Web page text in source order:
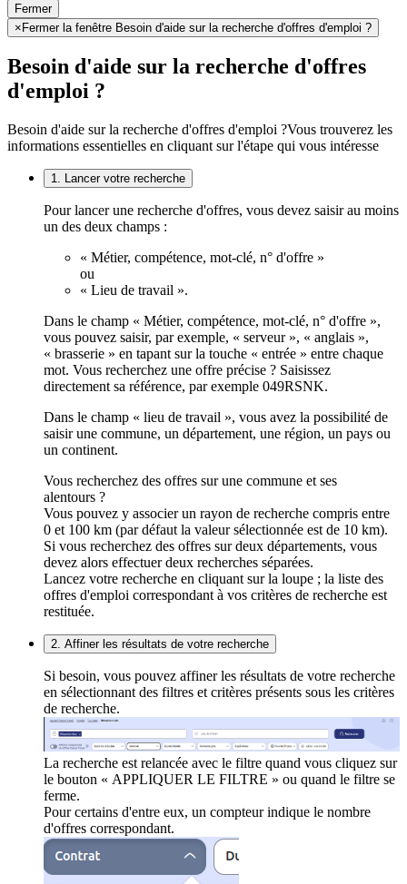
Fermer
×Fermer la fenêtre Besoin d'aide sur la recherche d'offres d'emploi ?
Besoin d'aide sur la recherche d'offres
d'emploi ?
Besoin d'aide sur la recherche d'offres d'emploi ?Vous trouverez les
informations essentielles en cliquant sur l'étape qui vous intéresse
1. Lancer votre recherche
Pour lancer une recherche d'offres, vous devez saisir au moins
un des deux champs :
« Métier, compétence, mot-clé, n° d'offre »
ou
« Lieu de travail ».
Dans le champ « Métier, compétence, mot-clé, n° d'offre »,
vous pouvez saisir, par exemple, « serveur », « anglais »,
« brasserie » en tapant sur la touche « entrée » entre chaque
mot. Vous recherchez une offre précise ? Saisissez
directement sa référence, par exemple 049RSNK.
Dans le champ « lieu de travail », vous avez la possibilité de
saisir une commune, un département, une région, un pays ou
un continent.
Vous recherchez des offres sur une commune et ses
alentours ?
Vous pouvez y associer un rayon de recherche compris entre
0 et 100 km (par défaut la valeur sélectionnée est de 10 km).
Si vous recherchez des offres sur deux départements, vous
devez alors effectuer deux recherches séparées.
Lancez votre recherche en cliquant sur la loupe ; la liste des
offres d'emploi correspondant à vos critères de recherche est
restituée.
2. Affiner les résultats de votre recherche
Si besoin, vous pouvez affiner les résultats de votre recherche
en sélectionnant des filtres et critères présents sous les critères
de recherche.
La recherche est relancée avec le filtre quand vous cliquez sur
le bouton « APPLIQUER LE FILTRE » ou quand le filtre se
ferme.
Pour certains d'entre eux, un compteur indique le nombre
d'offres correspondant.